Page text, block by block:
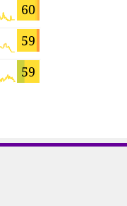
60
59
59